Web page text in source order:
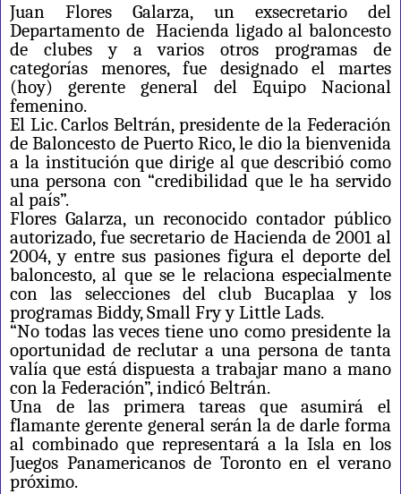
Juan Flores Galarza, un exsecretario del
Departamento de Hacienda ligado al baloncesto
de clubes y a varios otros programas de
categorías menores, fue designado el martes
(hoy) gerente general del Equipo Nacional
femenino.
El Lic. Carlos Beltrán, presidente de la Federación
de Baloncesto de Puerto Rico, le dio la bienvenida
a la institución que dirige al que describió como
una persona con “credibilidad que le ha servido
al país”.
Flores Galarza, un reconocido contador público
autorizado, fue secretario de Hacienda de 2001 al
2004, y entre sus pasiones figura el deporte del
baloncesto, al que se le relaciona especialmente
con las selecciones del club Bucaplaa y los
programas Biddy, Small Fry y Little Lads.
“No todas las veces tiene uno como presidente la
oportunidad de reclutar a una persona de tanta
valía que está dispuesta a trabajar mano a mano
con la Federación”, indicó Beltrán.
Una de las primera tareas que asumirá el
flamante gerente general serán la de darle forma
al combinado que representará a la Isla en los
Juegos Panamericanos de Toronto en el verano
próximo.